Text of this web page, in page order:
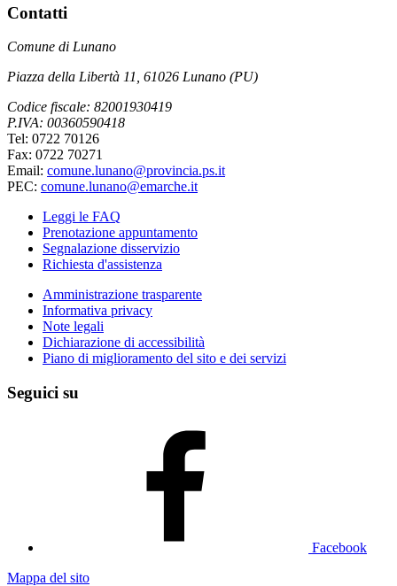
Contatti
Comune di Lunano
Piazza della Libertà 11, 61026 Lunano (PU)
Codice fiscale: 82001930419
P.IVA: 00360590418
Tel: 0722 70126
Fax: 0722 70271
Email: comune.lunano@provincia.ps.it
PEC: comune.lunano@emarche.it
Leggi le FAQ
Prenotazione appuntamento
Segnalazione disservizio
Richiesta d'assistenza
Amministrazione trasparente
Informativa privacy
Note legali
Dichiarazione di accessibilità
Piano di miglioramento del sito e dei servizi
Seguici su
Facebook
Mappa del sito